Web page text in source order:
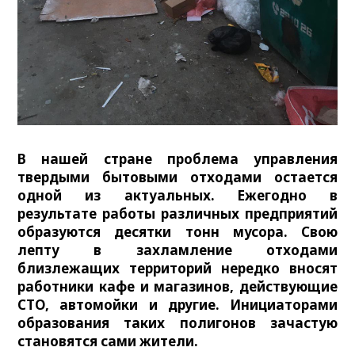
В нашей стране проблема управления
твердыми бытовыми отходами остается
одной из актуальных. Ежегодно в
результате работы различных предприятий
образуются десятки тонн мусора. Свою
лепту в захламление отходами
близлежащих территорий нередко вносят
работники кафе и магазинов, действующие
СТО, автомойки и другие. Инициаторами
образования таких полигонов зачастую
становятся сами жители.